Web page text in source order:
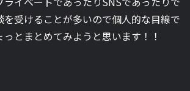
受けることが多いので個人的な目線で
とまとめてみようと思います！！